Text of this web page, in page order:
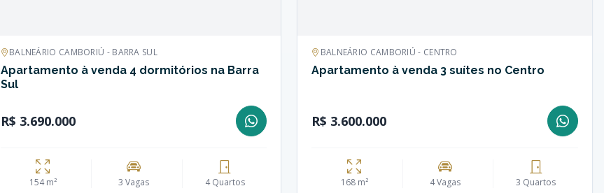
BALNEÁRIO CAMBORIÚ - BARRA SUL
Apartamento à venda 4 dormitórios na Barra
Sul
R$ 3.690.000
154 m² 3 Vagas 4 Quartos
BALNEÁRIO CAMBORIÚ - CENTRO
Apartamento à venda 3 suítes no Centro
R$ 3.600.000
168 m² 4 Vagas 3 Quartos